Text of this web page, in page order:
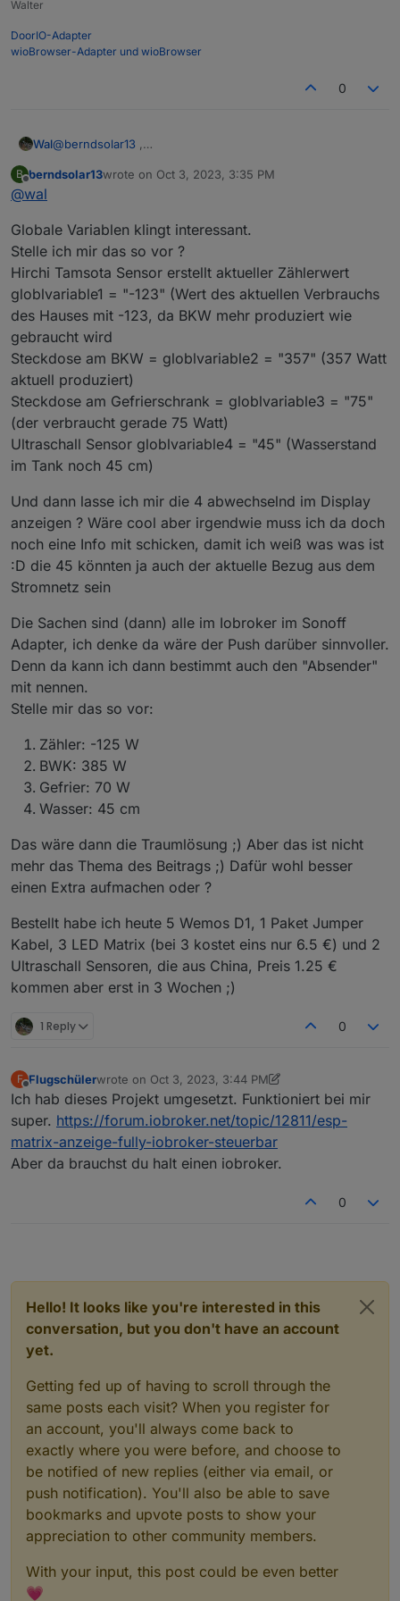
hin senden könnte. Quasi 6 Stück jeweils
Walter
DoorIO-Adapter
wioBrowser-Adapter und wioBrowser
0
Wal@berndsolar13
mit ioBroker verbinden.
Du musst nur das Script ändern, da der Text dann alle
10sec überschrieben wird.
Edit: Du kannst auch von mehreren Geräten globale
B
Offline
berndsolar13wrote on Oct 3, 2023, 3:35 PM
last edited by
@wal
Globale Variablen klingt interessant.
Stelle ich mir das so vor ?
Hirchi Tamsota Sensor erstellt aktueller Zählerwert
globlvariable1 = "-123" (Wert des aktuellen Verbrauchs
des Hauses mit -123, da BKW mehr produziert wie
gebraucht wird
Steckdose am BKW = globlvariable2 = "357" (357 Watt
aktuell produziert)
Steckdose am Gefrierschrank = globlvariable3 = "75"
(der verbraucht gerade 75 Watt)
Ultraschall Sensor globlvariable4 = "45" (Wasserstand
im Tank noch 45 cm)
Und dann lasse ich mir die 4 abwechselnd im Display
anzeigen ? Wäre cool aber irgendwie muss ich da doch
noch eine Info mit schicken, damit ich weiß was was ist
:D die 45 könnten ja auch der aktuelle Bezug aus dem
Stromnetz sein
Die Sachen sind (dann) alle im Iobroker im Sonoff
Adapter, ich denke da wäre der Push darüber sinnvoller.
Denn da kann ich dann bestimmt auch den "Absender"
mit nennen.
Stelle mir das so vor:
Zähler: -125 W
BWK: 385 W
Gefrier: 70 W
Wasser: 45 cm
Das wäre dann die Traumlösung ;) Aber das ist nicht
mehr das Thema des Beitrags ;) Dafür wohl besser
einen Extra aufmachen oder ?
Bestellt habe ich heute 5 Wemos D1, 1 Paket Jumper
Kabel, 3 LED Matrix (bei 3 kostet eins nur 6.5 €) und 2
Ultraschall Sensoren, die aus China, Preis 1.25 €
kommen aber erst in 3 Wochen ;)
1 Reply 0
F
Offline
Flugschülerwrote on Oct 3, 2023, 3:44 PM
last edited by FlugschülerOct 3, 2023, 5:46 PM
Ich hab dieses Projekt umgesetzt. Funktioniert bei mir
super. https://forum.iobroker.net/topic/12811/esp-
matrix-anzeige-fully-iobroker-steuerbar
Aber da brauchst du halt einen iobroker.
0
Hello! It looks like you're interested in this
conversation, but you don't have an account
yet.
Getting fed up of having to scroll through the
same posts each visit? When you register for
an account, you'll always come back to
exactly where you were before, and choose to
be notified of new replies (either via email, or
push notification). You'll also be able to save
bookmarks and upvote posts to show your
appreciation to other community members.
With your input, this post could be even better
💗